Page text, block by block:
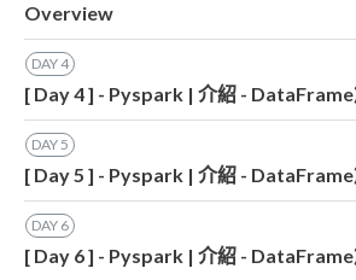
Overview
DAY4
[ Day 4 ] - Pyspark | 介紹 -
DAY5
[ Day 5 ] - Pyspark | 介紹 -
DAY 6
[ Day 6 ] - Pyspark | 介紹 -